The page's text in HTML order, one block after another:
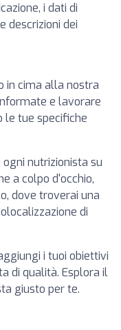
i dati di
descrizioni dei
in cima alla nostra
e lavorare
le tue specifiche
nutrizionista su
a colpo d'occhio,
dove troverai una
di
i tuoi obiettivi
di qualità. Esplora il
giusto per te.